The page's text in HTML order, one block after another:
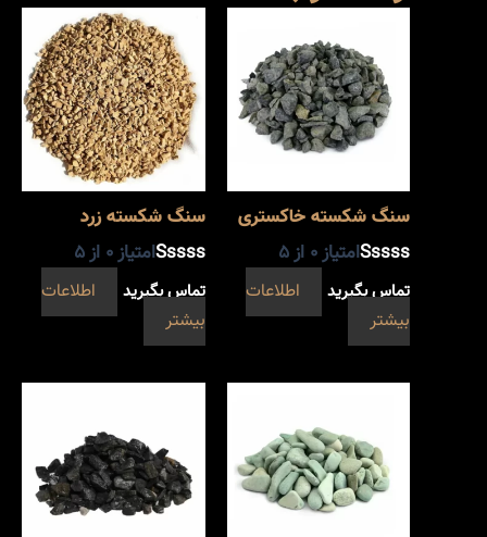
سنگ شکسته خاکستری
امتیاز0 از 5
تماس بگیرید
اطلاعات
بیشتر
سنگ شکسته زرد
امتیاز0 از 5
تماس بگیرید
اطلاعات
بیشتر